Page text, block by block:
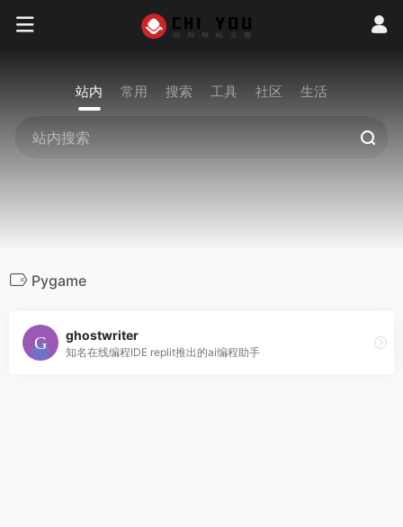
站内 常用 搜索 工具 社区 生活
Pygame
ghostwriter
知名在线编程IDE replit推出的ai编程助手